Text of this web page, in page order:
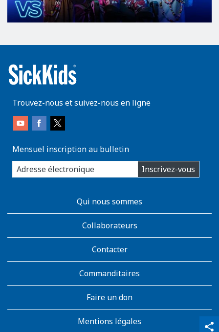
share
qr_code_scanner
content_copy
Trouvez-nous et suivez-nous en ligne
Mensuel inscription au bulletin
enter
you
email
Inscrivez-vous
AboutKidsHealthQui nous sommes
Collaborateurs
Contacter
Commanditaires
Faire un don
Mentions légales